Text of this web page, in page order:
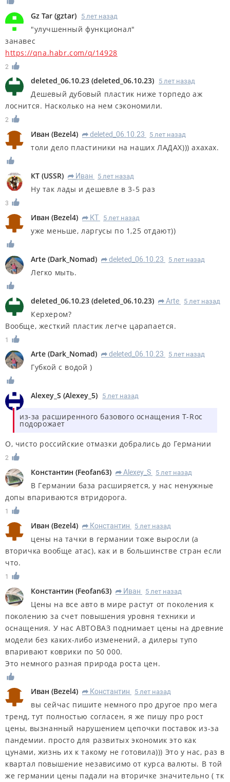
Gz Tar (gztar) 5 лет назад
"улучшенный функционал"
занавес
https://qna.habr.com/q/14928
2
deleted_06.10.23 (deleted_06.10.23) 5 лет назад
Дешевый дубовый пластик ниже торпедо аж
лоснится. Насколько на нем сэкономили.
2
Иван (Bezel4) R deleted_06.10.23 5 лет назад
толи дело пластиники на наших ЛАДАХ))) ахахах.
КT (USSR) R Иван 5 лет назад
Ну так лады и дешевле в 3-5 раз
3
Иван (Bezel4) R КT 5 лет назад
уже меньше, ларгусы по 1,25 отдают))
Arte (Dark_Nomad) R deleted_06.10.23 5 лет назад
Легко мыть.
deleted_06.10.23 (deleted_06.10.23) R Arte 5 лет назад
Керхером?
Вообще, жесткий пластик легче царапается.
1
Arte (Dark_Nomad) R deleted_06.10.23 5 лет назад
Губкой с водой )
Alexey_S (Alexey_5) 5 лет назад
из-за расширенного базового оснащения T-Roc
подорожает
О, чисто российские отмазки добрались до Германии
2
Константин (Feofan63) R Alexey_S 5 лет назад
В Германии база расширяется, у нас ненужные
допы впариваются втридорога.
1
Иван (Bezel4) R Константин 5 лет назад
цены на тачки в германии тоже выросли (а
вторичка вообще атас), как и в большинстве стран если
что.
1
Константин (Feofan63) R Иван 5 лет назад
Цены на все авто в мире растут от поколения к
поколению за счет повышения уровня техники и
оснащения. У нас АВТОВАЗ поднимает цены на древние
модели без каких-либо изменений, а дилеры тупо
впаривают коврики по 50 000.
Это немного разная природа роста цен.
Иван (Bezel4) R Константин 5 лет назад
вы сейчас пишите немного про другое про мега
тренд, тут полностью согласен, я же пишу про рост
цены, вызнанный нарушением цепочки поставок из-за
пандемии. просто для развитых экономик это как
цунами, жизнь их к такому не готовила))) Это у нас, раз в
квартал повышение независимо от курса валюты. В той
же германии цены падали на вторичке значительно ( тк